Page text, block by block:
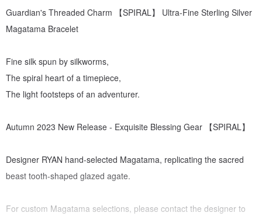
Guardian's Threaded Charm 【SPIRAL】 Ultra-Fine Sterling Silver
Magatama Bracelet
Fine silk spun by silkworms,
The spiral heart of a timepiece,
The light footsteps of an adventurer.
Autumn 2023 New Release - Exquisite Blessing Gear 【SPIRAL】
Designer RYAN hand-selected Magatama, replicating the sacred
beast tooth-shaped glazed agate.
For custom Magatama selections, please contact the designer to